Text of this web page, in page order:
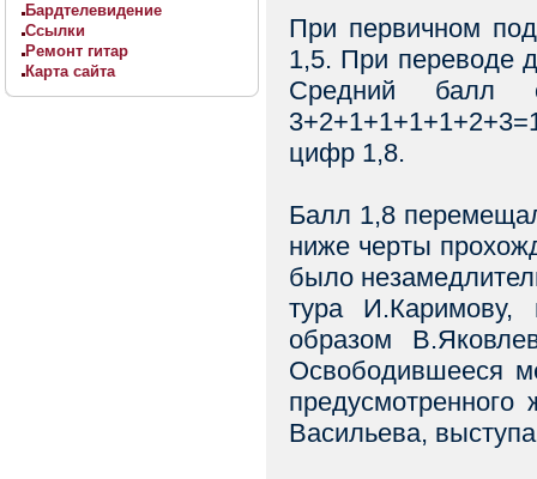
Бардтелевидение
Ссылки
Ремонт гитар
Карта сайта
При первичном
1,5. При переводе
Средний балл
цифр 1,8.
Балл 1,8
ниже черты
было
тура И.Каримову,
образом
Освободившееся
Васильева,